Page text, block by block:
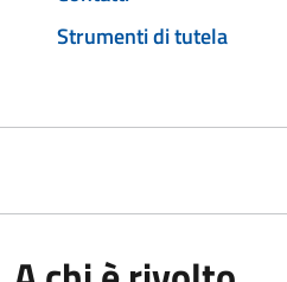
Strumenti di tutela